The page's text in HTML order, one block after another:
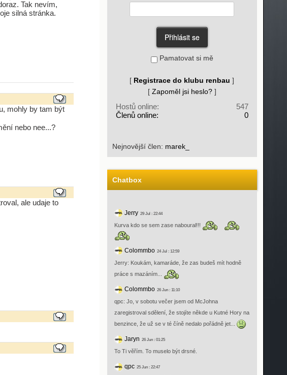
Tak nevím,
silná stránka.
mohly by tam být
nebo nee...?
ale udaje to
Pamatovat si mě
[ Registrace do klubu renbau ]
[ Zapoměl jsi heslo?]
Hostů online:
547
Členů online:
0
Nejnovější člen: marek_
Chatbox
Jerry29 Jul : 22:44
Kurva kdo se sem zase naboural!!!
Colommbo24 Jul : 12:59
Jerry: Koukám, kamaráde, že zas budeš mít hodně
práce s mazáním...
Colommbo26 Jun : 11:10
qpc: Jo, v sobotu večer jsem od McJohna
zaregistroval sdělení, že stojíte někde u Kutné Hory na
benzince, že už se v té číně nedalo pořádně jet...
Jaryn 26 Jun : 01:25
To Ti věřím. To muselo být drsné.
qpc25 Jun : 22:47